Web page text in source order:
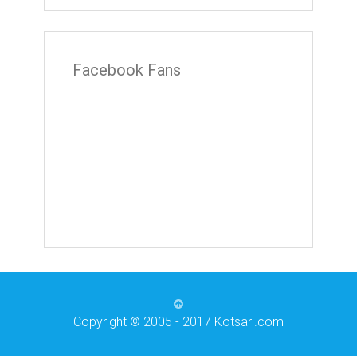
Facebook Fans
Copyright © 2005 - 2017 Kotsari.com